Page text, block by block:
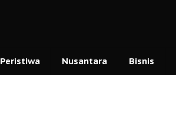
Peristiwa Nusantara Bisnis